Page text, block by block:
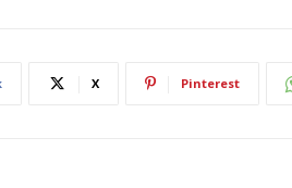
X Pinterest